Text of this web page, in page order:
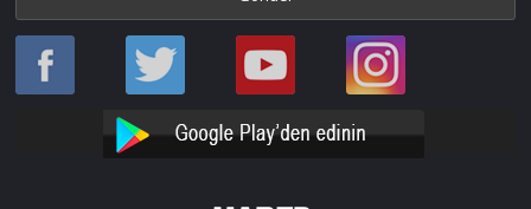
Haber
Oku
Haber
Oku
Bir
Haber
YouTube
Bir
Haber
Instagram